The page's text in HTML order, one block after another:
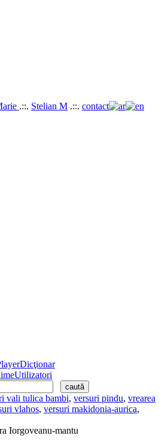
.::. Stelian M .::. contact
Dicţionar
Utilizatori
vali tulica bambi, versuri pindu, vrearea
vlahos, versuri makidonia-aurica,
Iorgoveanu-mantu